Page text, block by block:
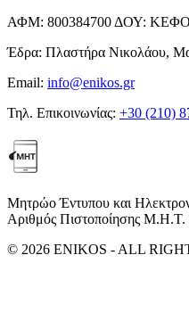
ΑΦΜ: 800384700 ΔΟΥ:
Έδρα: Πλαστήρα Νικολάου,
Email: info@enikos.gr
Τηλ. Επικοινωνίας: +30 (210)
Μητρώο Έντυπου και
Αριθμός Πιστοποίησης Μ.Η.Τ.
© 2026 ENIKOS - ALL